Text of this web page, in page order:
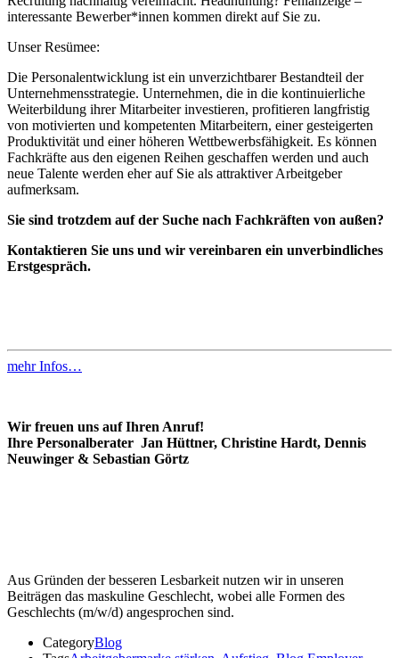
interessante Bewerber*innen kommen direkt auf Sie zu.
Unser Resümee:
Die Personalentwicklung ist ein unverzichtbarer Bestandteil der
Unternehmensstrategie. Unternehmen, die in die kontinuierliche
Weiterbildung ihrer Mitarbeiter investieren, profitieren langfristig
von motivierten und kompetenten Mitarbeitern, einer gesteigerten
Produktivität und einer höheren Wettbewerbsfähigkeit. Es können
Fachkräfte aus den eigenen Reihen geschaffen werden und auch
neue Talente werden eher auf Sie als attraktiver Arbeitgeber
aufmerksam.
Sie sind trotzdem auf der Suche nach Fachkräften von außen?
Kontaktieren Sie uns und wir vereinbaren ein unverbindliches
Erstgespräch.
mehr Infos…
Wir freuen uns auf Ihren Anruf!
Ihre Personalberater Jan Hüttner, Christine Hardt, Dennis
Neuwinger & Sebastian Görtz
Aus Gründen der besseren Lesbarkeit nutzen wir in unseren
Beiträgen das maskuline Geschlecht, wobei alle Formen des
Geschlechts (m/w/d) angesprochen sind.
CategoryBlog